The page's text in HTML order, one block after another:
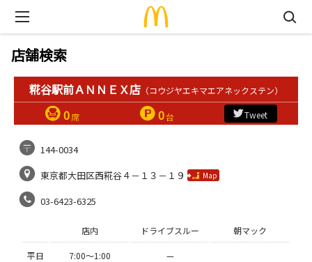
店舗検索
糀谷駅前ＡＮＮＥＸ店 （コウジヤエキマエアネックステン）
0 席 0台 Tweet
144-0034
東京都大田区西糀谷４－１３－１９
Map
03-6423-6325
店内 ドライブスルー 朝マック
平日 7:00〜1:00 —